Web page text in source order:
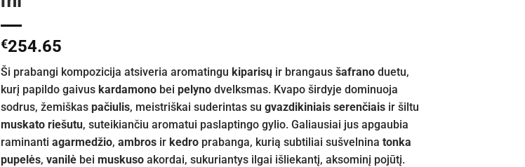
€254.65
Ši prabangi kompozicija atsiveria aromatingu kiparisų ir brangaus šafrano duetu,
kurį papildo gaivus kardamono bei pelyno dvelksmas. Kvapo širdyje dominuoja
sodrus, žemiškas pačiulis, meistriškai suderintas su gvazdikiniais serenčiais ir šiltu
muskato riešutu, suteikiančiu aromatui paslaptingo gylio. Galiausiai jus apgaubia
raminanti agarmedžio, ambros ir kedro prabanga, kurią subtiliai sušvelnina tonka
pupelės, vanilė bei muskuso akordai, sukuriantys ilgai išliekantį, aksominį pojūtį.